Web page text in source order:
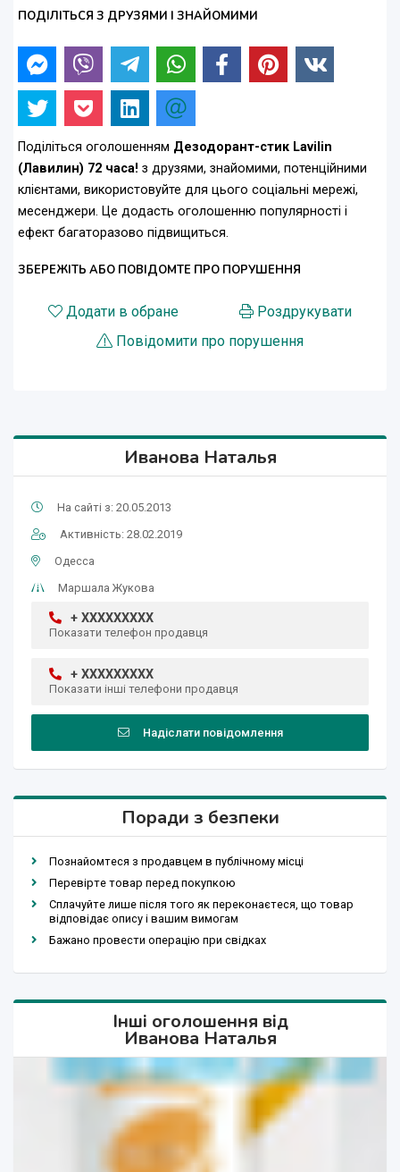
ПОДІЛІТЬСЯ З ДРУЗЯМИ І ЗНАЙОМИМИ
Поділіться оголошенням Дезодорант-стик Lavilin
(Лавилин) 72 часа! з друзями, знайомими, потенційними
клієнтами, використовуйте для цього соціальні мережі,
месенджери. Це додасть оголошенню популярності і
ефект багаторазово підвищиться.
ЗБЕРЕЖІТЬ АБО ПОВІДОМТЕ ПРО ПОРУШЕННЯ
Додати в обране
Роздрукувати
Повідомити про порушення
Иванова Наталья
На сайті з: 20.05.2013
Активність: 28.02.2019
Одесса
Маршала Жукова
+ XXXXXXXXX
Показати телефон продавця
+ XXXXXXXXX
Показати інші телефони продавця
Надіслати повідомлення
Поради з безпеки
Познайомтеся з продавцем в публічному місці
Перевірте товар перед покупкою
Сплачуйте лише після того як переконаєтеся, що товар
відповідає опису і вашим вимогам
Бажано провести операцію при свідках
Інші оголошення від
Иванова Наталья